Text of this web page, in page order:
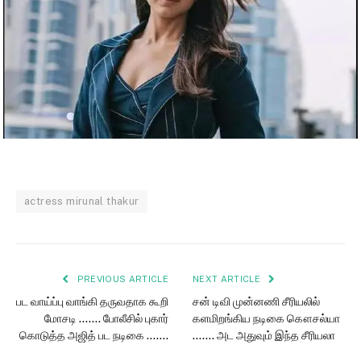
actress mirunal thakur
PREVIOUS ARTICLE
பட வாய்ப்பு வாங்கி தருவதாக கூறி
மோசடி ……. போலீசில் புகார்
கொடுத்த அஜித் பட நடிகை …….
NEXT ARTICLE
சன் டிவி முன்னணி சீரியலில்
களமிறங்கிய நடிகை கௌசல்யா
……. அட அதுவும் இந்த சீரியலா